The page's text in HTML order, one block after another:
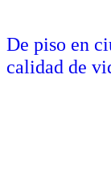
De piso en
calidad de